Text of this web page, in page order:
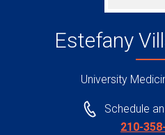
Estefany
University
Schedule
210-